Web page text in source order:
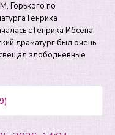
Горького по
Генрика
с Генрика Ибсена.
драматург был очень
злободневные